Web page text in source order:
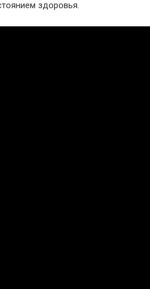
здоровья.